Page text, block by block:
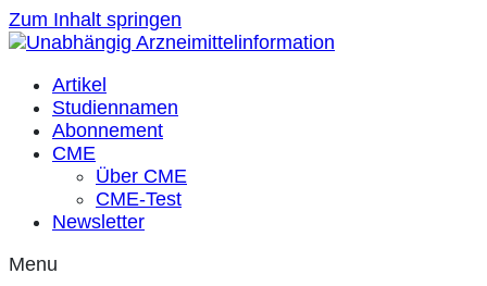
Zum Inhalt springen
Artikel
Studiennamen
Abonnement
CME
Über CME
CME-Test
Newsletter
Menu